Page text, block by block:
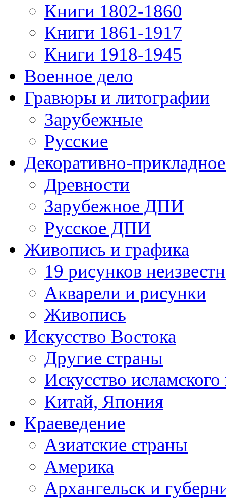
Книги 1802-1860
Книги 1861-1917
Книги 1918-1945
Военное дело
Гравюры и литографии
Зарубежные
Русские
Декоративно-
Древности
Зарубежное ДПИ
Русское ДПИ
Живопись и графика
19 рисунков
Акварели и рисунки
Живопись
Искусство Востока
Другие страны
Искусство
Китай, Япония
Краеведение
Азиатские страны
Америка
Архангельск и